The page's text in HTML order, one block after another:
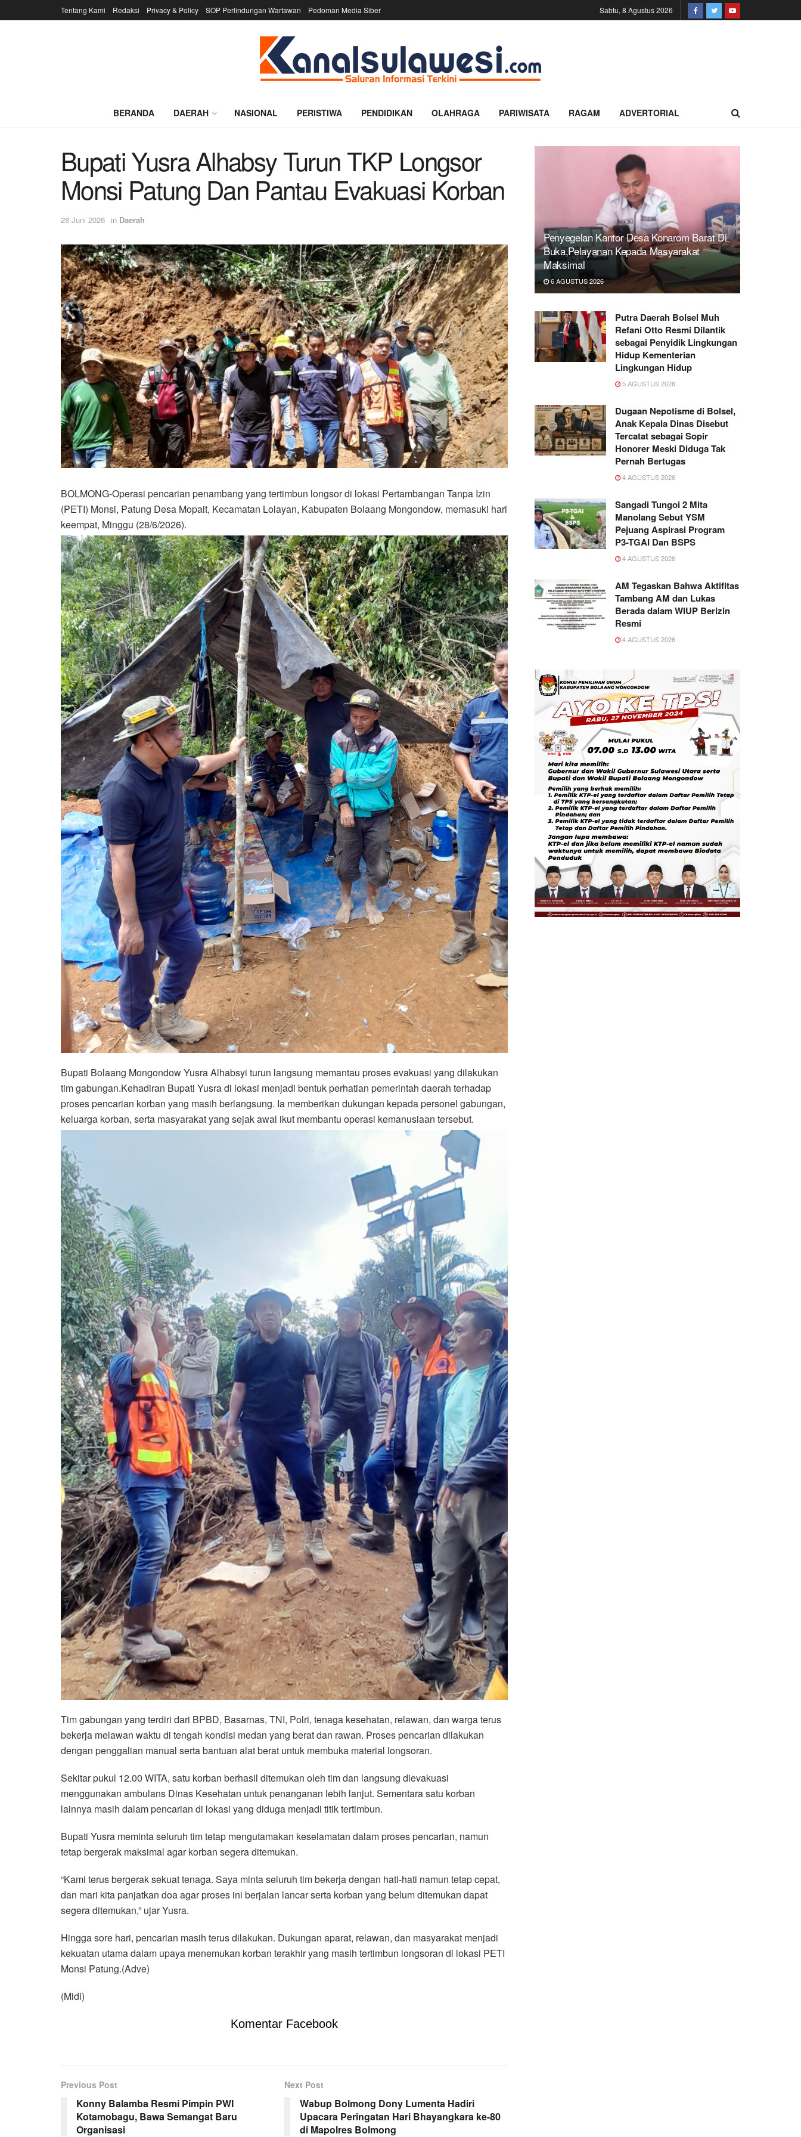
Tentang Kami Redaksi Privacy & Policy SOP Perlindungan Wartawan Pedoman Media Siber Sabtu, 8 Agustus 2026
BERANDA DAERAH NASIONAL PERISTIWA PENDIDIKAN OLAHRAGA PARIWISATA RAGAM ADVERTORIAL
Bupati Yusra Alhabsy Turun TKP Longsor
Monsi Patung Dan Pantau Evakuasi Korban
28 Juni 2026 in Daerah
BOLMONG-Operasi pencarian penambang yang tertimbun longsor di lokasi Pertambangan Tanpa Izin
(PETI) Monsi, Patung Desa Mopait, Kecamatan Lolayan, Kabupaten Bolaang Mongondow, memasuki hari
keempat, Minggu (28/6/2026).
Bupati Bolaang Mongondow Yusra Alhabsyi turun langsung memantau proses evakuasi yang dilakukan
tim gabungan.Kehadiran Bupati Yusra di lokasi menjadi bentuk perhatian pemerintah daerah terhadap
proses pencarian korban yang masih berlangsung. Ia memberikan dukungan kepada personel gabungan,
keluarga korban, serta masyarakat yang sejak awal ikut membantu operasi kemanusiaan tersebut.
Tim gabungan yang terdiri dari BPBD, Basarnas, TNI, Polri, tenaga kesehatan, relawan, dan warga terus
bekerja melawan waktu di tengah kondisi medan yang berat dan rawan. Proses pencarian dilakukan
dengan penggalian manual serta bantuan alat berat untuk membuka material longsoran.
Sekitar pukul 12.00 WITA, satu korban berhasil ditemukan oleh tim dan langsung dievakuasi
menggunakan ambulans Dinas Kesehatan untuk penanganan lebih lanjut. Sementara satu korban
lainnya masih dalam pencarian di lokasi yang diduga menjadi titik tertimbun.
Bupati Yusra meminta seluruh tim tetap mengutamakan keselamatan dalam proses pencarian, namun
tetap bergerak maksimal agar korban segera ditemukan.
“Kami terus bergerak sekuat tenaga. Saya minta seluruh tim bekerja dengan hati-hati namun tetap cepat,
dan mari kita panjatkan doa agar proses ini berjalan lancar serta korban yang belum ditemukan dapat
segera ditemukan,” ujar Yusra.
Hingga sore hari, pencarian masih terus dilakukan. Dukungan aparat, relawan, dan masyarakat menjadi
kekuatan utama dalam upaya menemukan korban terakhir yang masih tertimbun longsoran di lokasi PETI
Monsi Patung.(Adve)
(Midi)
Komentar Facebook
Previous Post
Konny Balamba Resmi Pimpin PWI
Kotamobagu, Bawa Semangat Baru
Organisasi
Next Post
Wabup Bolmong Dony Lumenta Hadiri
Upacara Peringatan Hari Bhayangkara ke-80
di Mapolres Bolmong
Penyegelan Kantor Desa Konarom Barat Di
Buka,Pelayanan Kepada Masyarakat
Maksimal
6 AGUSTUS 2026
Putra Daerah Bolsel Muh
Refani Otto Resmi Dilantik
sebagai Penyidik Lingkungan
Hidup Kementerian
Lingkungan Hidup
5 AGUSTUS 2026
Dugaan Nepotisme di Bolsel,
Anak Kepala Dinas Disebut
Tercatat sebagai Sopir
Honorer Meski Diduga Tak
Pernah Bertugas
4 AGUSTUS 2026
Sangadi Tungoi 2 Mita
Manolang Sebut YSM
Pejuang Aspirasi Program
P3-TGAI Dan BSPS
4 AGUSTUS 2026
AM Tegaskan Bahwa Aktifitas
Tambang AM dan Lukas
Berada dalam WIUP Berizin
Resmi
4 AGUSTUS 2026